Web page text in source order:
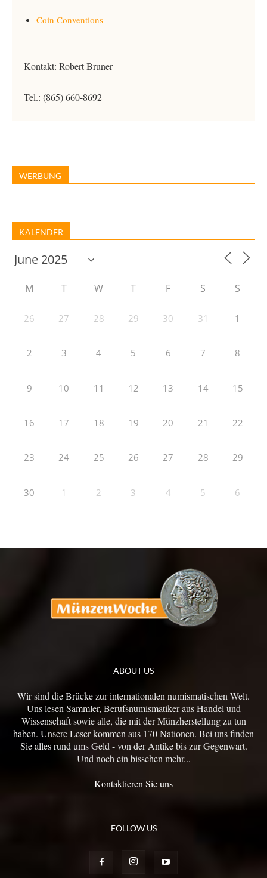
Coin Conventions
Kontakt: Robert Bruner
Tel.: (865) 660-8692
WERBUNG
KALENDER
M T W T F S S
26 27 28 29 30 31 1
2 3 4 5 6 7 8
9 10 11 12 13 14 15
16 17 18 19 20 21 22
23 24 25 26 27 28 29
30 1 2 3 4 5 6
ABOUT US
Wir sind die Brücke zur internationalen numismatischen Welt.
Uns lesen Sammler, Berufsnumismatiker aus Handel und
Wissenschaft sowie alle, die mit der Münzherstellung zu tun
haben. Unsere Leser kommen aus 170 Nationen. Bei uns finden
Sie alles rund ums Geld - von der Antike bis zur Gegenwart.
Und noch ein bisschen mehr...
Kontaktieren Sie uns
FOLLOW US